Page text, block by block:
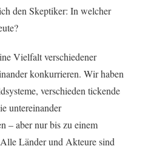
den Skeptiker: In welcher
Vielfalt verschiedener
konkurrieren. Wir haben
verschieden tickende
untereinander
– aber nur bis zu einem
Länder und Akteure sind